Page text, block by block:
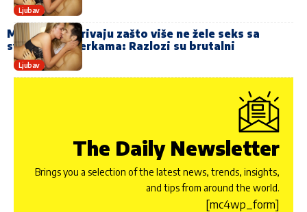
Ljubav
Ljubav
Muškarci otkrivaju zašto više ne žele seks sa
svojim partnerkama: Razlozi su brutalni
The Daily Newsletter
Brings you a selection of the latest news, trends, insights,
and tips from around the world.
[mc4wp_form]